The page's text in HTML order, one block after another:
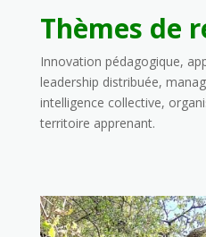
Thèmes de
Innovation pédagogique,
leadership distribuée,
intelligence collective,
territoire apprenant.